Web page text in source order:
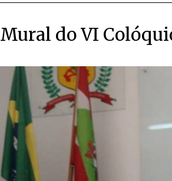
Mural do VI